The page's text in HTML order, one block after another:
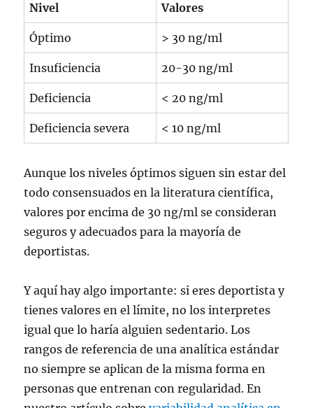
Nivel Valores
Óptimo > 30 ng/ml
Insuficiencia 20-30 ng/ml
Deficiencia < 20 ng/ml
Deficiencia severa < 10 ng/ml
Aunque los niveles óptimos siguen sin estar del
todo consensuados en la literatura científica,
valores por encima de 30 ng/ml se consideran
seguros y adecuados para la mayoría de
deportistas.
Y aquí hay algo importante: si eres deportista y
tienes valores en el límite, no los interpretes
igual que lo haría alguien sedentario. Los
rangos de referencia de una analítica estándar
no siempre se aplican de la misma forma en
personas que entrenan con regularidad. En